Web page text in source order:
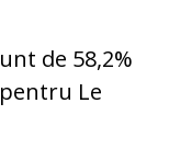
de 58,2%
Le